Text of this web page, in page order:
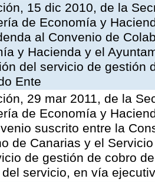
15 dic 2010, de la
de Economía y
al Convenio de
y Hacienda y el
del servicio de gestión
Ente
29 mar 2011, de la
de Economía y
suscrito entre la
de Canarias y el
de gestión de cobro
servicio, en vía